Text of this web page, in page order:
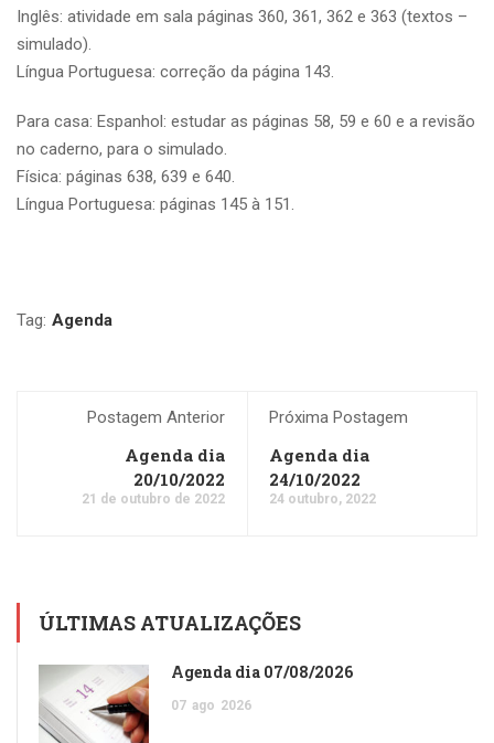
Inglês: atividade em sala páginas 360, 361, 362 e 363 (textos –
simulado).
Língua Portuguesa: correção da página 143.
Para casa: Espanhol: estudar as páginas 58, 59 e 60 e a revisão
no caderno, para o simulado.
Física: páginas 638, 639 e 640.
Língua Portuguesa: páginas 145 à 151.
Tag: Agenda
Postagem Anterior
Agenda dia
20/10/2022
21 de outubro de 2022
Próxima Postagem
Agenda dia
24/10/2022
24 outubro, 2022
ÚLTIMAS ATUALIZAÇÕES
Agenda dia 07/08/2026
07 ago 2026